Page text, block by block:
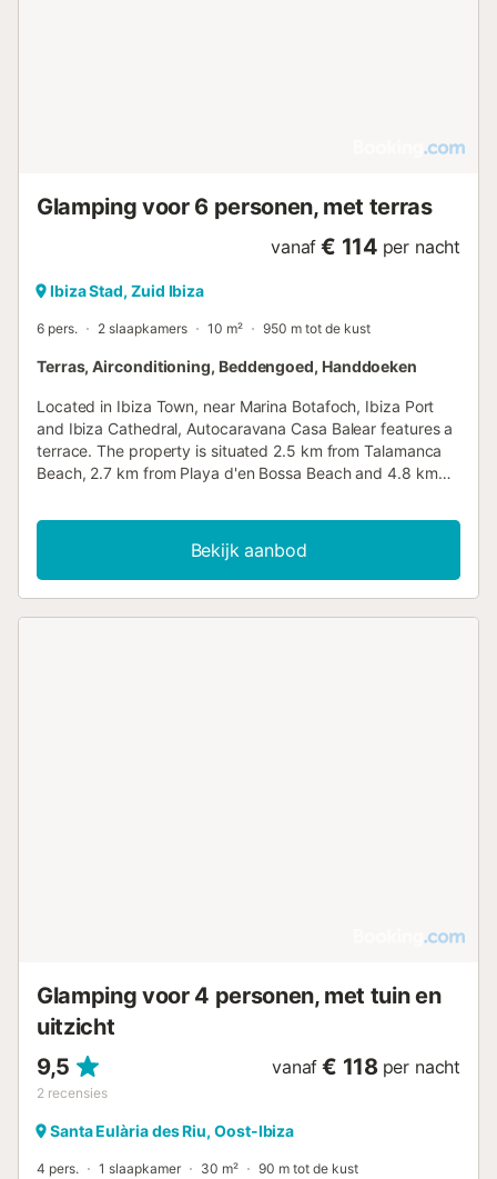
Glamping voor 6 personen, met terras
vanaf € 114 per nacht
Ibiza Stad, Zuid Ibiza
6 pers. 2 slaapkamers 10 m² 950 m tot de kust
Terras, Airconditioning, Beddengoed, Handdoeken
Located in Ibiza Town, near Marina Botafoch, Ibiza Port
and Ibiza Cathedral, Autocaravana Casa Balear features a
terrace. The property is situated 2.5 km from Talamanca
Beach, 2.7 km from Playa d'en Bossa Beach and 4.8 km
Bekijk aanbod
Glamping voor 4 personen, met tuin en
uitzicht
9,5
2 recensies
vanaf € 118 per nacht
Santa Eulària des Riu, Oost-Ibiza
4 pers. 1 slaapkamer 30 m² 90 m tot de kust